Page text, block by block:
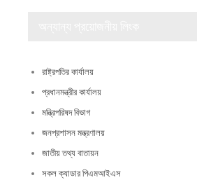
রাষ্ট্রপতির কার্যালয়
প্রধানমন্ত্রীর কার্যালয়
মন্ত্রিপরিষদ বিভাগ
জনপ্রশাসন মন্ত্রণালয়
জাতীয় তথ্য বাতায়ন
সকল ক্যাডার পিএমআইএস